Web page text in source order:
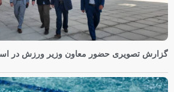
گزارش تصویری حضور معاون وزیر ورزش در